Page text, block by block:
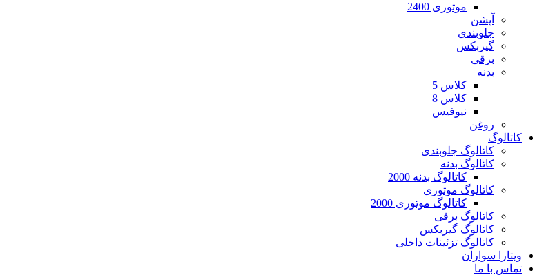
موتوری 2400
آپشن
جلوبندی
گیربکس
برقی
بدنه
کلاس 5
کلاس 8
نیوفیس
روغن
کاتالوگ
کاتالوگ جلوبندی
کاتالوگ بدنه
کاتالوگ بدنه 2000
کاتالوگ موتوری
کاتالوگ موتوری 2000
کاتالوگ برقی
کاتالوگ گیربکس
کاتالوگ تزئینات داخلی
ویتارا سواران
تماس با ما